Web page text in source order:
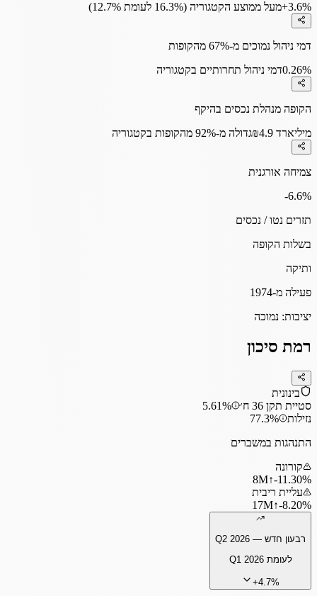
+3.6%מעל ממוצע הקטגוריה (16.3% לעומת 12.7%)
דמי ניהול נמוכים מ-67% מהקופות
0.26%דמי ניהול תחרותיים בקטגוריה
הקופה מנהלת נכסים בהיקף
₪4.9 מיליארד
גדולה מ-92% מהקופות בקטגוריה
צמיחה אורגנית
-6.6%
תזרים נטו / נכסים
בשלות הקופה
ותיקה
פעילה מ-1974
יציבות: נמוכה
רמת סיכון
בינונית
סטיית תקן 36 ח׳
5.61%
נזילות
77.3%
התנהגות במשברים
קורונה
‎-11.30%
↑
8M
עליית ריבית
‎-8.20%
↑
17M
רבעון חדש — Q2 2026
לעומתQ1 2026
+4.7%